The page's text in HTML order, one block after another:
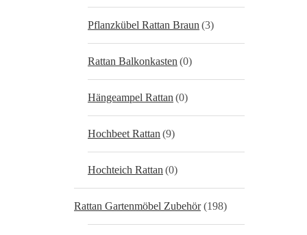
Pflanzkübel Rattan Braun (3)
Rattan Balkonkasten (0)
Hängeampel Rattan (0)
Hochbeet Rattan (9)
Hochteich Rattan (0)
Rattan Gartenmöbel Zubehör (198)